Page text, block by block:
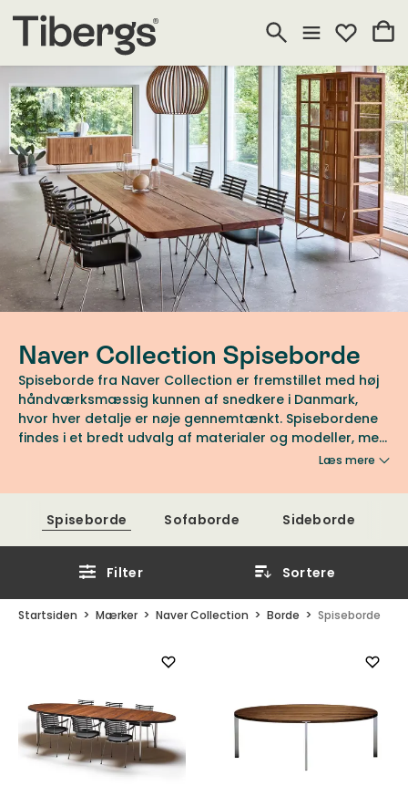
Naver Collection Spiseborde
Spiseborde fra Naver Collection er fremstillet med høj
håndværksmæssig kunnen af snedkere i Danmark,
hvor hver detalje er nøje gennemtænkt. Spisebordene
findes i et bredt udvalg af materialer og modeller, men
altid i høj kvalitet. Her finder du det runde GM 6600, det
Luxe GM 3300. Se flere favoritter fra Naver Collection
hos os hos Tibergs Møbler.
Læs mere
Spiseborde Sofaborde Sideborde
Filter Sortere
Startsiden Mærker Naver Collection Borde Spiseborde